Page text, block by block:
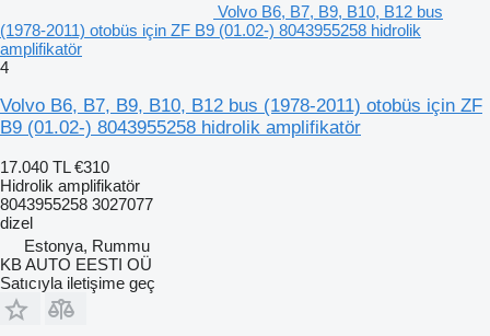
Volvo B6, B7, B9, B10, B12 bus
(1978-2011) otobüs için ZF B9 (01.02-) 8043955258 hidrolik
amplifikatör
4
Volvo B6, B7, B9, B10, B12 bus (1978-2011) otobüs için ZF
B9 (01.02-) 8043955258 hidrolik amplifikatör
17.040 TL €310
Hidrolik amplifikatör
8043955258 3027077
dizel
Estonya, Rummu
KB AUTO EESTI OÜ
Satıcıyla iletişime geç